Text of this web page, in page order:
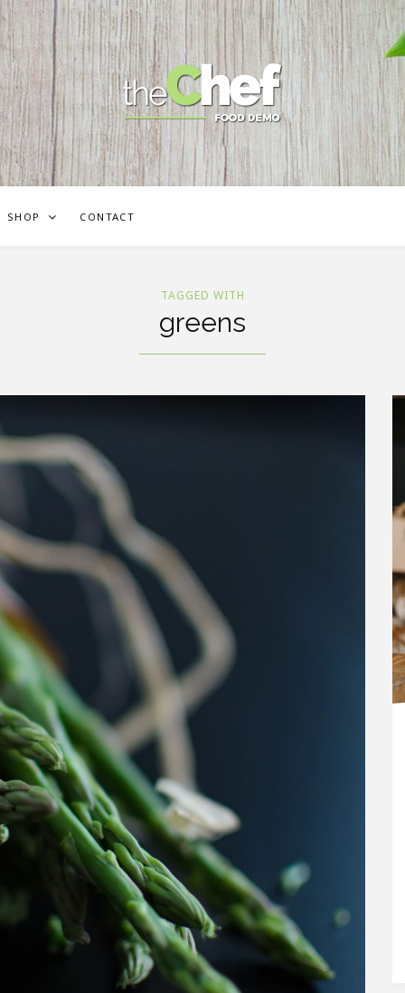
SHOP CONTACT
TAGGED WITH
greens